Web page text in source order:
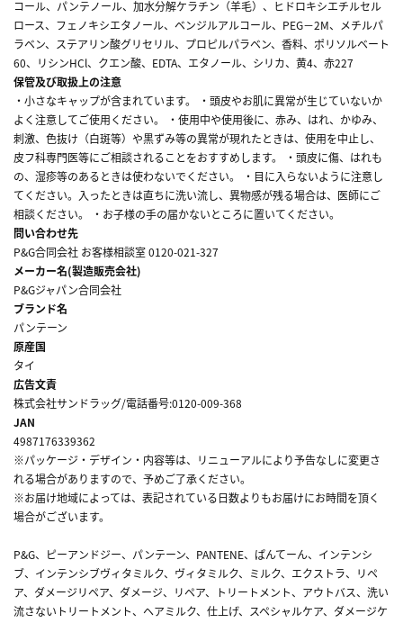
コール、パンテノール、加水分解ケラチン（羊毛）、ヒドロキシエチルセル
ロース、フェノキシエタノール、ベンジルアルコール、PEG－2M、メチルパ
ラベン、ステアリン酸グリセリル、プロピルパラベン、香料、ポリソルベート
60、リシンHCl、クエン酸、EDTA、エタノール、シリカ、黄4、赤227
保管及び取扱上の注意
・小さなキャップが含まれています。 ・頭皮やお肌に異常が生じていないか
よく注意してご使用ください。 ・使用中や使用後に、赤み、はれ、かゆみ、
刺激、色抜け（白斑等）や黒ずみ等の異常が現れたときは、使用を中止し、
皮フ科専門医等にご相談されることをおすすめします。 ・頭皮に傷、はれも
の、湿疹等のあるときは使わないでください。 ・目に入らないように注意し
てください。入ったときは直ちに洗い流し、異物感が残る場合は、医師にご
相談ください。 ・お子様の手の届かないところに置いてください。
問い合わせ先
P&G合同会社 お客様相談室 0120-021-327
メーカー名(製造販売会社)
P&Gジャパン合同会社
ブランド名
パンテーン
原産国
タイ
広告文責
株式会社サンドラッグ/電話番号:0120-009-368
JAN
4987176339362
※パッケージ・デザイン・内容等は、リニューアルにより予告なしに変更さ
れる場合がありますので、予めご了承ください。
※お届け地域によっては、表記されている日数よりもお届けにお時間を頂く
場合がございます。
P&G、ピーアンドジー、パンテーン、PANTENE、ぱんてーん、インテンシ
ブ、インテンシブヴィタミルク、ヴィタミルク、ミルク、エクストラ、リペ
ア、ダメージリペア、ダメージ、リペア、トリートメント、アウトバス、洗い
流さないトリートメント、ヘアミルク、仕上げ、スペシャルケア、ダメージケ